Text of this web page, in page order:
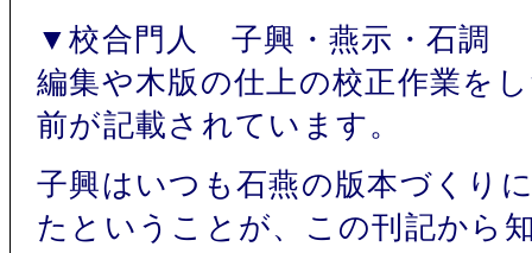
▼校合門人 子興・燕示・石調
編集や木版の仕上の校正作業を
前が記載されています。
子興はいつも石燕の版本づくり
たということが、この刊記から